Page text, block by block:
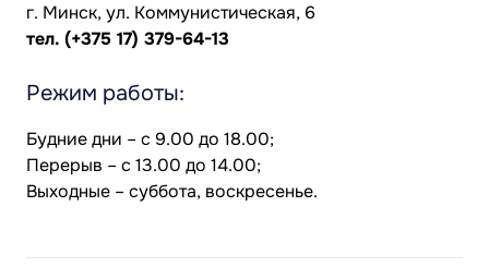
г. Минск, ул. Коммунистическая, 6
тел. (+375 17) 379-64-13
Режим работы:
Будние дни – с 9.00 до 18.00;
Перерыв – с 13.00 до 14.00;
Выходные – суббота, воскресенье.